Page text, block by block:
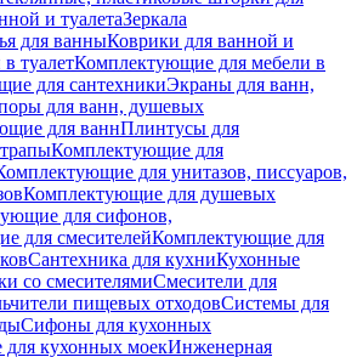
и туалетаЗеркала
для ванныКоврики для ванной и
туалетКомплектующие для мебели в
для сантехникиЭкраны для ванн,
для ванн, душевых
для ваннПлинтусы для
Комплектующие для
для унитазов, писсуаров,
Комплектующие для душевых
для сифонов,
для смесителейКомплектующие для
Сантехника для кухниКухонные
со смесителямиСмесители для
пищевых отходовСистемы для
Сифоны для кухонных
кухонных моекИнженерная